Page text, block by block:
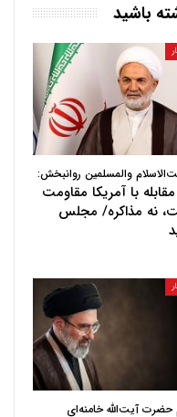
باشید
والمسلمین روانبخش:
مقابله با آمریکا مقاومت
نه مذاکره/ مجلس
حضرت آیت‌الله خامنه‌ای